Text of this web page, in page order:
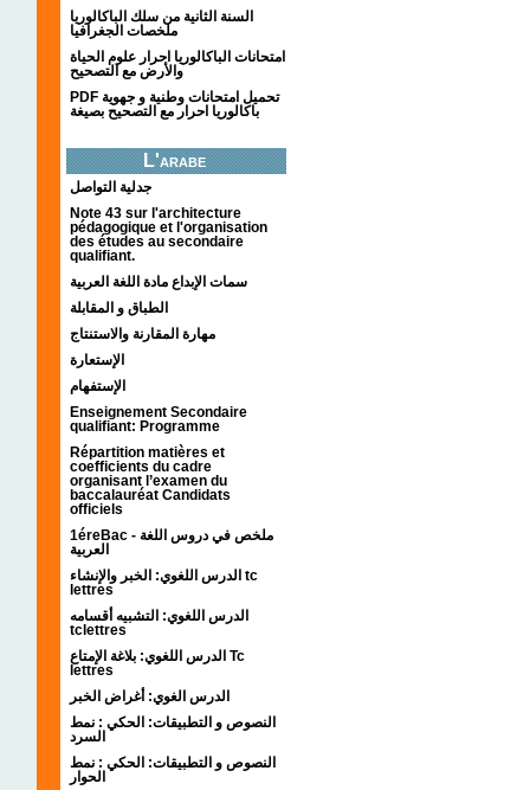
السنة الثانية من سلك الباكالوريا
ملخصات الجغرافيا
امتحانات الباكالوريا احرار علوم الحياة
والأرض مع التصحيح
PDF تحميل امتحانات وطنية و جهوية
باكالوريا احرار مع التصحيح بصيغة
L'arabe
جدلية التواصل
Note 43 sur l'architecture
pédagogique et l'organisation
des études au secondaire
qualifiant.
سمات الإبداع مادة اللغة العربية
الطباق و المقابلة
مهارة المقارنة والاستنتاج
الإستعارة
الإستفهام
Enseignement Secondaire
qualifiant: Programme
Répartition matières et
coefficients du cadre
organisant l’examen du
baccalauréat Candidats
officiels
1éreBac - ملخص في دروس اللغة
العربية
الدرس اللغوي: الخبر والإنشاء tc
lettres
الدرس اللغوي: التشبيه أقسامه
tclettres
الدرس اللغوي: بلاغة الإمتاع Tc
lettres
الدرس الغوي: أغراض الخبر
النصوص و التطبيقات: الحكي : نمط
السرد
النصوص و التطبيقات: الحكي : نمط
الحوار